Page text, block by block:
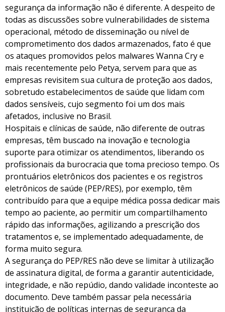
segurança da informação não é diferente. A despeito de
todas as discussões sobre vulnerabilidades de sistema
operacional, método de disseminação ou nível de
comprometimento dos dados armazenados, fato é que
os ataques promovidos pelos malwares Wanna Cry e
mais recentemente pelo Petya, servem para que as
empresas revisitem sua cultura de proteção aos dados,
sobretudo estabelecimentos de saúde que lidam com
dados sensíveis, cujo segmento foi um dos mais
afetados, inclusive no Brasil.
Hospitais e clínicas de saúde, não diferente de outras
empresas, têm buscado na inovação e tecnologia
suporte para otimizar os atendimentos, liberando os
profissionais da burocracia que toma precioso tempo. Os
prontuários eletrônicos dos pacientes e os registros
eletrônicos de saúde (PEP/RES), por exemplo, têm
contribuído para que a equipe médica possa dedicar mais
tempo ao paciente, ao permitir um compartilhamento
rápido das informações, agilizando a prescrição dos
tratamentos e, se implementado adequadamente, de
forma muito segura.
A segurança do PEP/RES não deve se limitar à utilização
de assinatura digital, de forma a garantir autenticidade,
integridade, e não repúdio, dando validade inconteste ao
documento. Deve também passar pela necessária
instituição de políticas internas de segurança da